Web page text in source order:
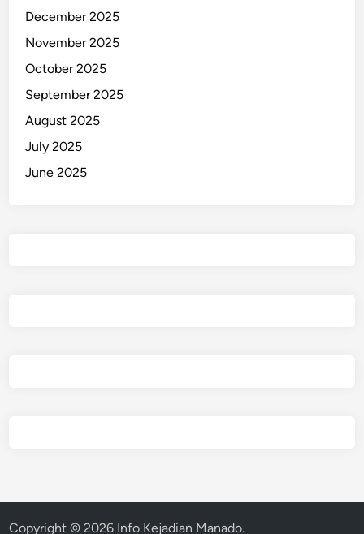
December 2025
November 2025
October 2025
September 2025
August 2025
July 2025
June 2025
Copyright © 2026 Info Kejadian Manado.